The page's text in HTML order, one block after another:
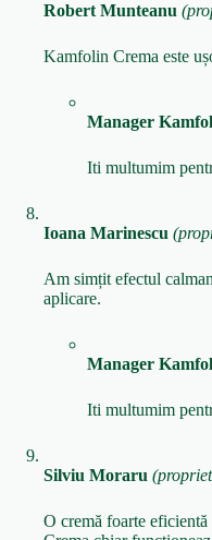
Robert Munteanu
Kamfolin Crema este
Manager
Iti multumim
Ioana Marinescu
Am simțit efectul
aplicare.
Manager
Iti multumim
Silviu Moraru
O cremă foarte